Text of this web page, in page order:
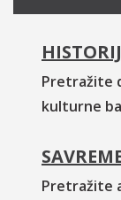
Pretražite
kulturne
Pretražite